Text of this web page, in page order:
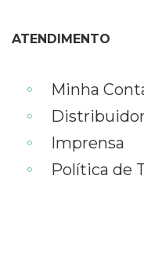
ATENDIMENTO
Minha
Imprensa
Política de